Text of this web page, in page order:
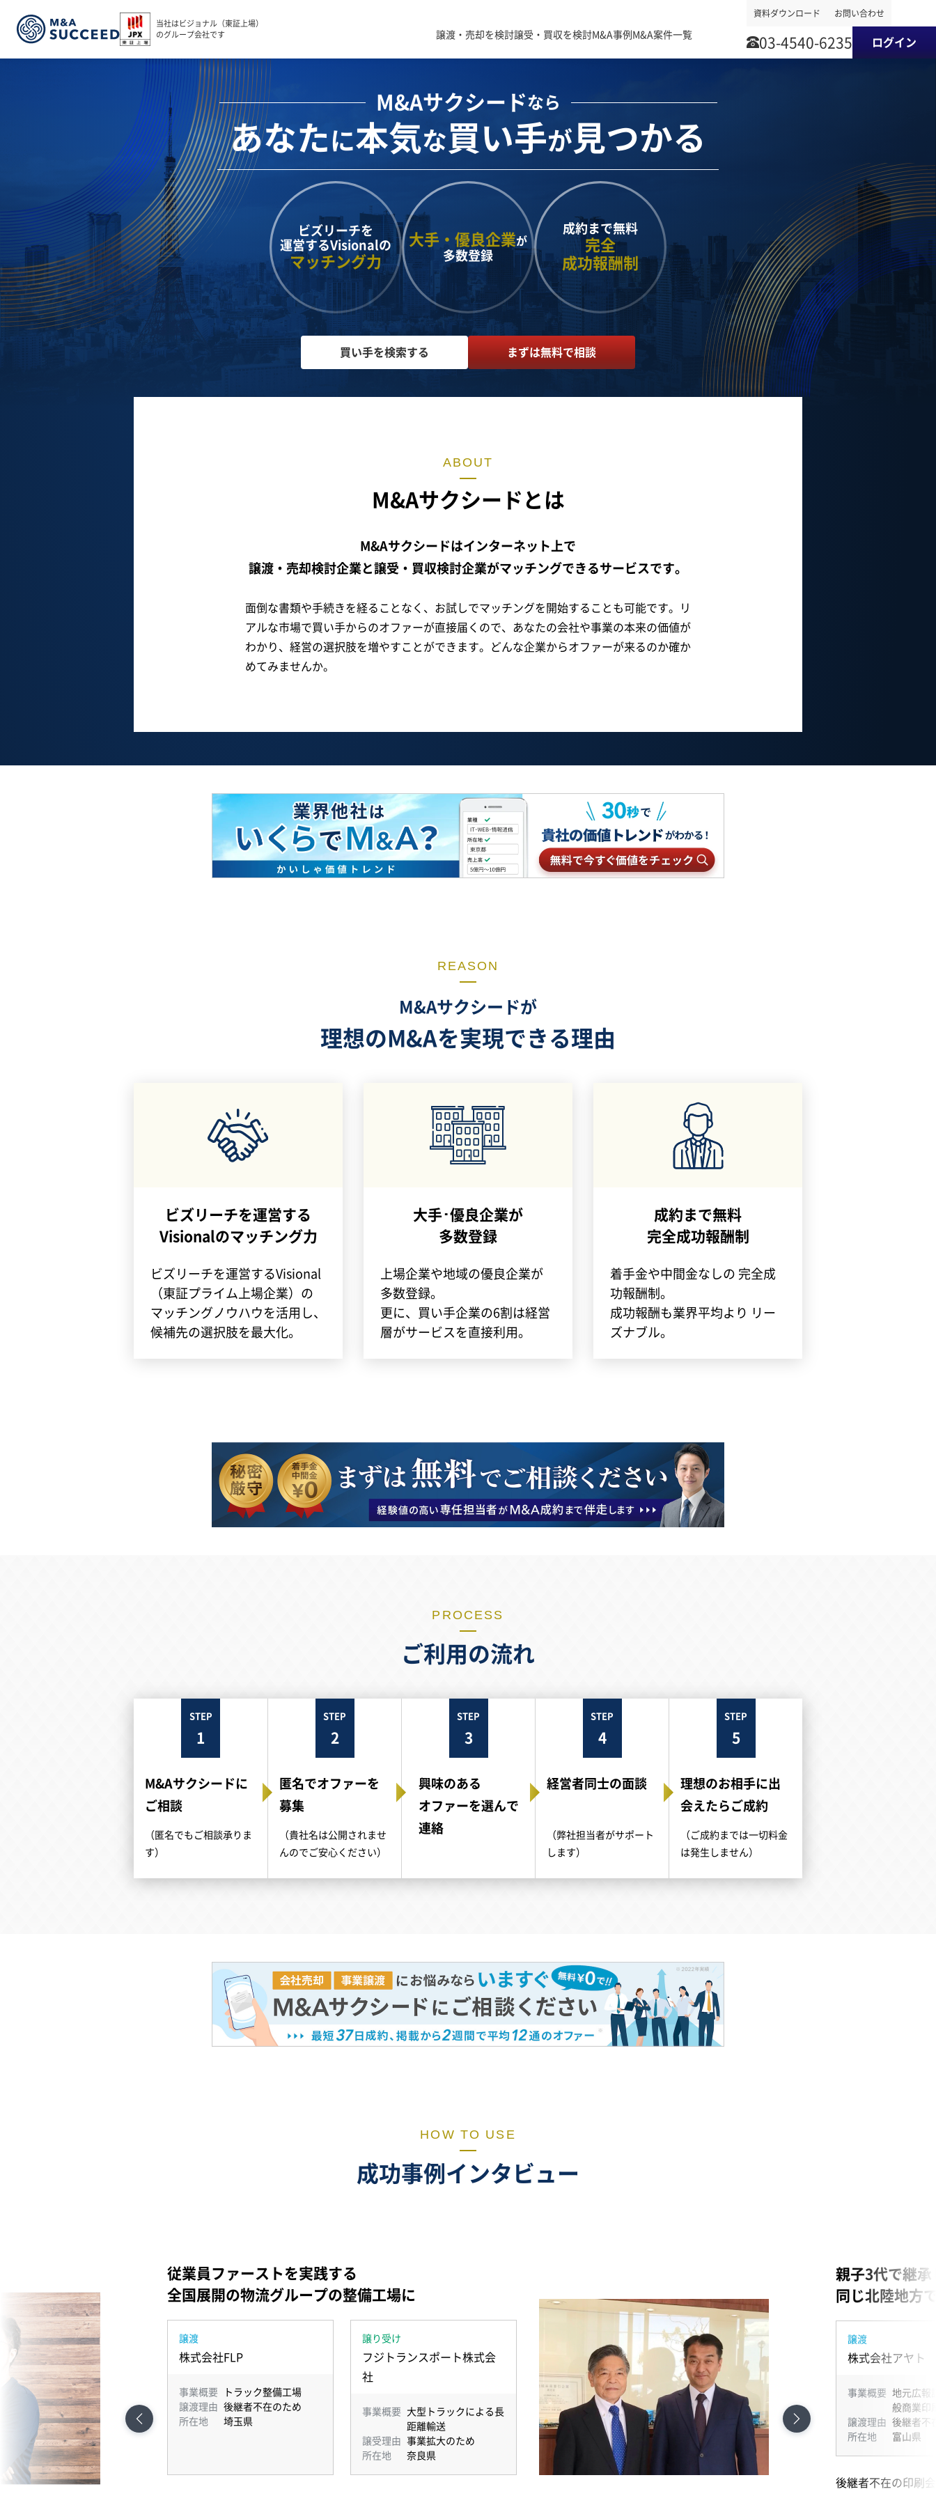
当社はビジョナル（東証上場）
のグループ会社です
譲渡・売却を検討譲受・買収を検討M&A事例 M&A案件一覧
資料ダウンロード お問い合わせ
03-4540-6235 ログイン
M&Aサクシードなら
あなたに本気な買い手が 見つかる
ビズリーチを
運営するVisionalの
マッチング力
大手・優良企業が
多数登録
成約まで無料
完全
成功報酬制
買い手を検索する まずは無料で相談
ABOUT
M&Aサクシードとは
M&Aサクシードはインターネット上で
譲渡・売却検討企業と譲受・買収検討企業がマッチングできるサービスです。
面倒な書類や手続きを経ることなく、お試しでマッチングを開始することも可能です。リ
アルな市場で買い手からのオファーが直接届くので、あなたの会社や事業の本来の価値が
わかり、経営の選択肢を増やすことができます。どんな企業からオファーが来るのか確か
めてみませんか。
REASON
M&Aサクシードが
理想のM&Aを実現できる理由
ビズリーチを運営する
Visionalのマッチング力
ビズリーチを運営するVisional
（東証プライム上場企業）の
マッチングノウハウを活用し、
候補先の選択肢を最大化。
大手･優良企業が
多数登録
上場企業や地域の優良企業が
多数登録。
更に、買い手企業の6割は経営
層がサービスを直接利用。
成約まで無料
完全成功報酬制
着手金や中間金なしの 完全成
功報酬制。
成功報酬も業界平均より リー
ズナブル。
PROCESS
ご利用の流れ
STEP
1
M&Aサクシードに
ご相談
（匿名でもご相談承りま
す）
STEP
2
匿名でオファーを
募集
（貴社名は公開されませ
んのでご安心ください）
STEP
3
興味のある
オファーを選んで
連絡
STEP
4
経営者同士の面談
（弊社担当者がサポート
します）
STEP
5
理想のお相手に出
会えたらご成約
（ご成約までは一切料金
は発生しません）
HOW TO USE
成功事例インタビュー
従業員ファーストを実践する
全国展開の物流グループの整備工場に
譲渡
株式会社FLP
事業概要
トラック整備工場
譲渡理由
後継者不在のため
所在地
埼玉県
譲り受け
フジトランスポート株式会
社
事業概要
大型トラックによる長
距離輸送
譲受理由
事業拡大のため
所在地
奈良県
親子3代で継
同じ北陸地方
譲渡
株式会社アヤト
事業概要
地元広報
般商業印
譲渡理由
後継者不
所在地
富山県
後継者不在の印刷